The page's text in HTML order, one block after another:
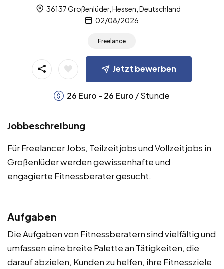
36137 Großenlüder, Hessen, Deutschland
02/08/2026
Freelance
Jetzt bewerben
26 Euro - 26 Euro / Stunde
Jobbeschreibung
Für Freelancer Jobs, Teilzeitjobs und Vollzeitjobs in
Großenlüder werden gewissenhafte und
engagierte Fitnessberater gesucht.
Aufgaben
Die Aufgaben von Fitnessberatern sind vielfältig und
umfassen eine breite Palette an Tätigkeiten, die
darauf abzielen, Kunden zu helfen, ihre Fitnessziele